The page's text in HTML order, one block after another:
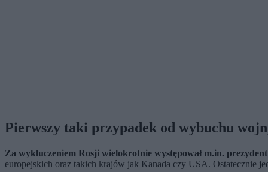
Pierwszy taki przypadek od wybuchu
Za wykluczeniem Rosji wielokrotnie występował m.in.
europejskich oraz takich krajów jak Kanada czy USA. Ostatecznie